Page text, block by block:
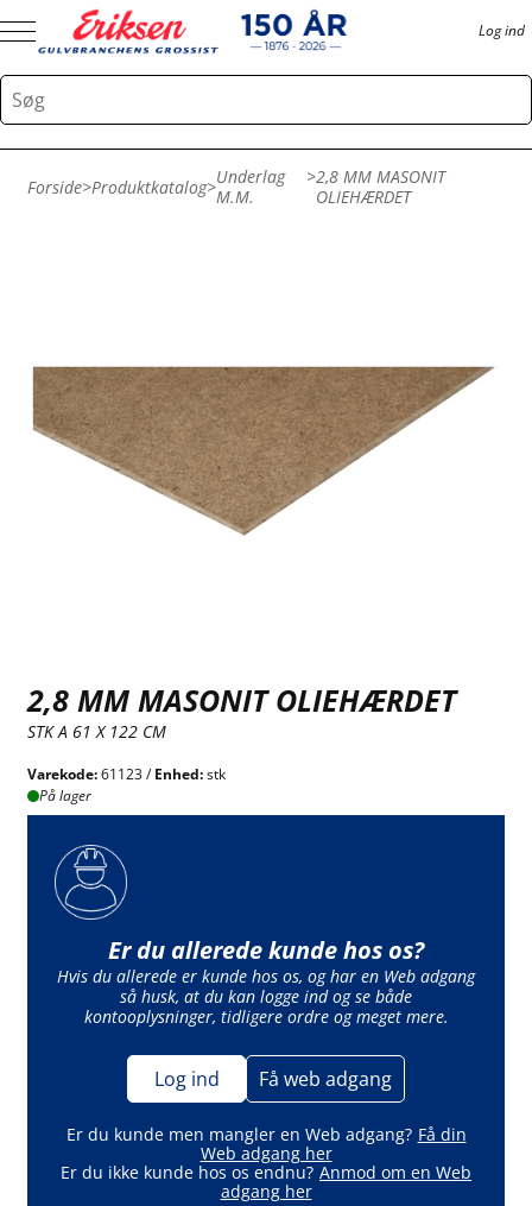
Log ind
Forside>Produktkatalog>Underlag
M.m.
>2,8 MM MASONIT
OLIEHÆRDET
2,8 MM MASONIT OLIEHÆRDET
STK A 61 X 122 CM
Varekode:61123 /Enhed:stk
På lager
Er du allerede kunde hos os?
Hvis du allerede er kunde hos os, og har en Web adgang
så husk, at du kan logge ind og se både
kontooplysninger, tidligere ordre og meget mere.
Log ind Få web adgang
Er du kunde men mangler en Web adgang? Få din
Web adgang her
Er du ikke kunde hos os endnu? Anmod om en Web
adgang her